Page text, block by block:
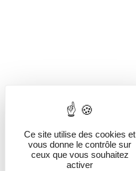
Ce site utilise des cookies et
vous donne le contrôle sur
ceux que vous souhaitez
activer